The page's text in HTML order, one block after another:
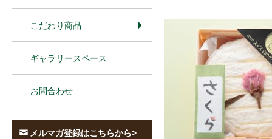
こだわり商品
ギャラリースペース
お問合わせ
メルマガ登録はこちらから>